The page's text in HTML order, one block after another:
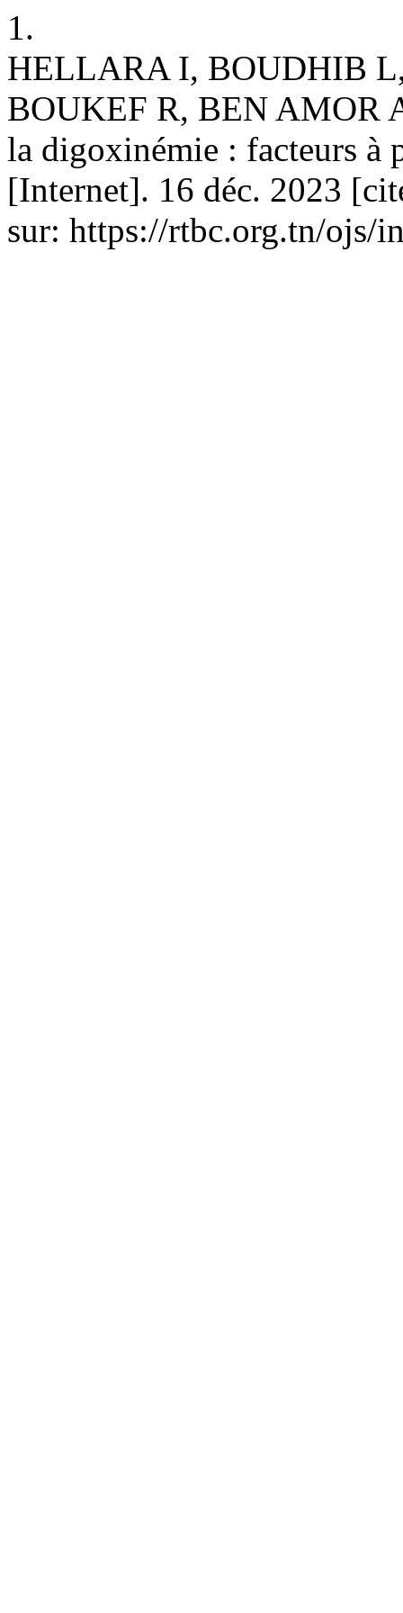
1.
HELLARA I, BOUDHIB
BOUKEF R, BEN AMOR
la digoxinémie : facteurs à
[Internet]. 16 déc. 2023
sur: https://rtbc.org.tn/ojs/